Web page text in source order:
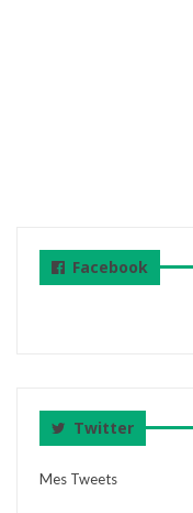
Facebook
Twitter
Mes Tweets